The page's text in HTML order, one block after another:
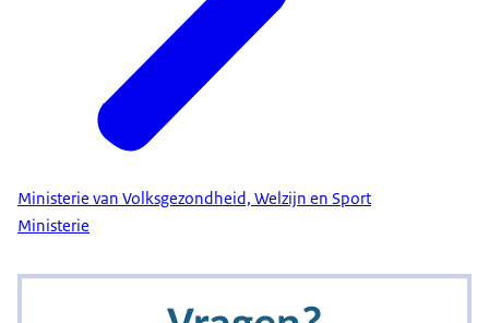
Ministerie van Volksgezondheid, Welzijn en Sport
Ministerie